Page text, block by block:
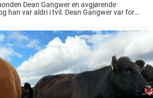
Dean Gangwer en avgjørende
han var aldri i tvil. Dean Gangwer var for